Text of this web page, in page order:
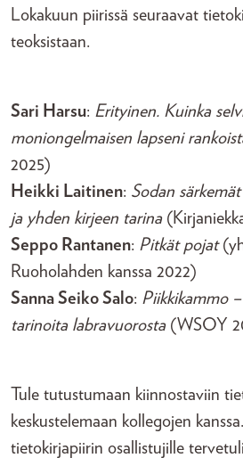
Lokakuun piirissä seuraavat
teoksistaan.
Sari Harsu: Erityinen. Kuinka
moniongelmaisen lapseni
2025)
Heikki Laitinen: Sodan
ja yhden kirjeen tarina
Seppo Rantanen: Pitkät pojat
Ruoholahden kanssa 2022)
Sanna Seiko Salo: Piikkikammo
tarinoita labravuorosta(WSOY
Tule tutustumaan kiinnostaviin
keskustelemaan kollegojen
tietokirjapiirin osallistujille